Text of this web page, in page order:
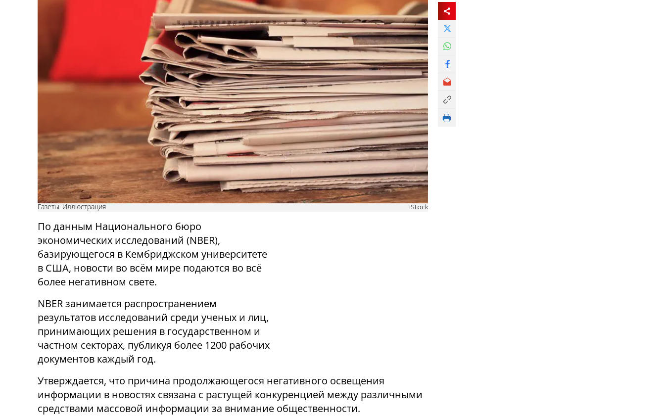
Газеты. Иллюстрация iStock
По данным Национального бюро
экономических исследований (NBER),
базирующегося в Кембриджском университете
в США, новости во всём мире подаются во всё
более негативном свете.
NBER занимается распространением
результатов исследований среди ученых и лиц,
принимающих решения в государственном и
частном секторах, публикуя более 1200 рабочих
документов каждый год.
Утверждается, что причина продолжающегося негативного освещения
информации в новостях связана с растущей конкуренцией между различными
средствами массовой информации за внимание общественности.